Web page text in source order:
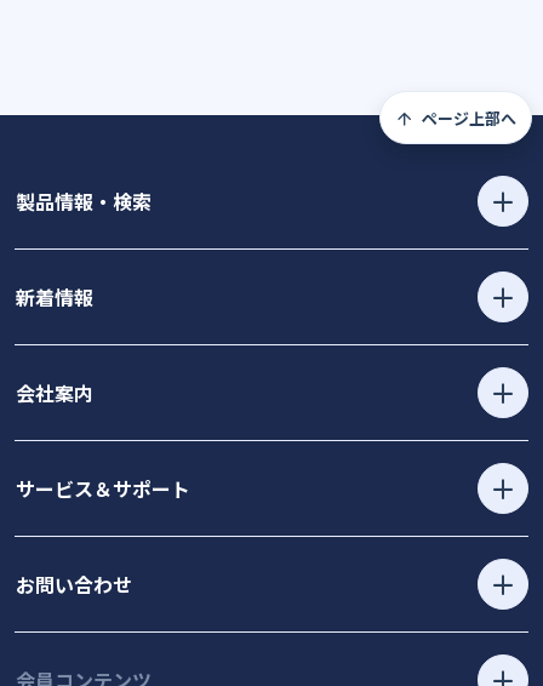
ページ上部へ
製品情報・検索
新着情報
会社案内
サービス＆サポート
お問い合わせ
会員コンテンツ